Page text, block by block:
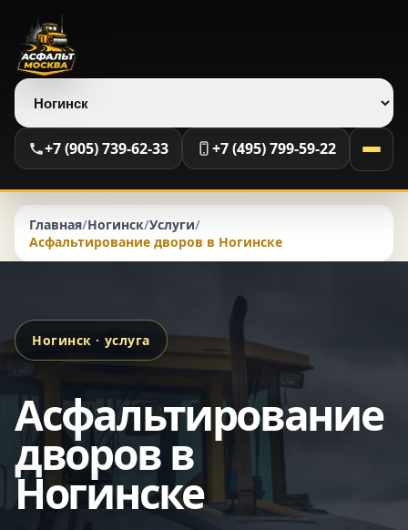
Выберите регион
+7 (905) 739-62-33 +7 (495) 799-59-22
Главная/Ногинск/Услуги/
Асфальтирование дворов в Ногинске
Ногинск · услуга
Асфальтирование
дворов в
Ногинске